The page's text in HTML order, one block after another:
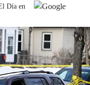
Día en